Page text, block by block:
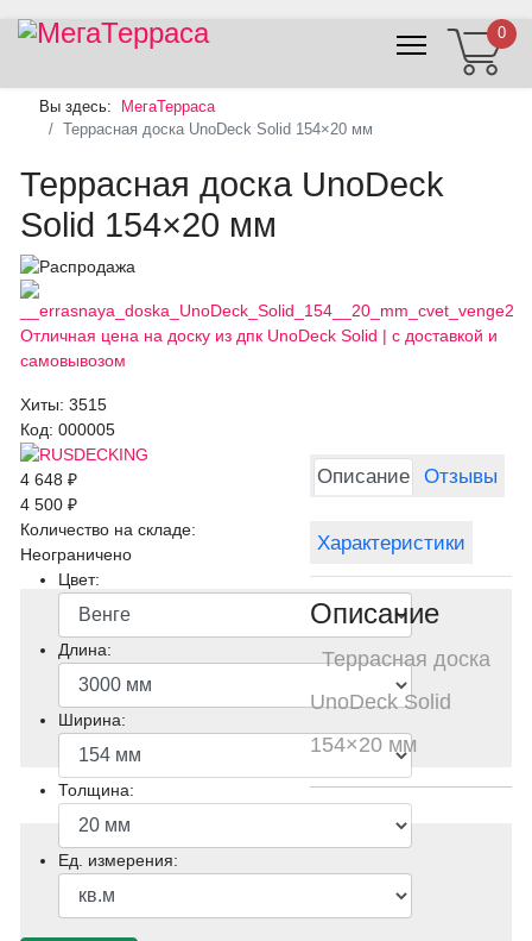
0
Вы здесь:
МегаТерраса
Террасная доска UnoDeck Solid 154×20 мм
Террасная доска UnoDeck
Solid 154×20 мм
Хиты: 3515
Код: 000005
4 648 ₽
4 500 ₽
Количество на складе:
Неограничено
Цвет:
Длина:
Ширина:
Толщина:
Ед. измерения:
Описание Отзывы
Характеристики
Описание
Террасная доска
UnoDeck Solid
154×20 мм